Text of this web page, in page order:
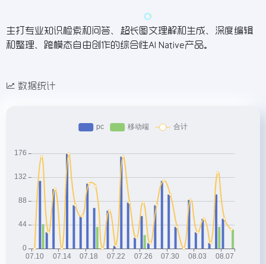
主打专业知识检索和问答、超长图文理解和生成、深度编辑
和整理、跨模态自由创作的综合性AI Native产品。
数据统计